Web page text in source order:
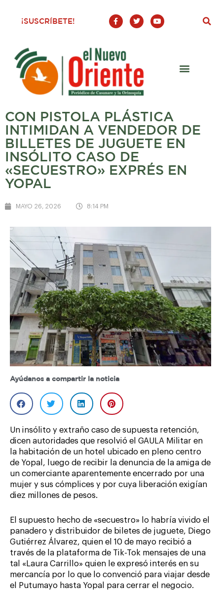
¡SUSCRÍBETE!
F
a
c
o
o
-
T
w
i
Y
o
u
CON PISTOLA PLÁSTICA
INTIMIDAN A VENDEDOR DE
BILLETES DE JUGUETE EN
INSÓLITO CASO DE
«SECUESTRO» EXPRÉS EN
YOPAL
MAYO 26, 2026 8:14 PM
Ayúdanos a compartir la noticia
Un insólito y extraño caso de supuesta retención,
dicen autoridades que resolvió el GAULA Militar en
la habitación de un hotel ubicado en pleno centro
de Yopal, luego de recibir la denuncia de la amiga de
un comerciante aparentemente encerrado por una
mujer y sus cómplices y por cuya liberación exigían
diez millones de pesos.
El supuesto hecho de «secuestro» lo habría vivido el
panadero y distribuidor de biletes de juguete, Diego
Gutiérrez Álvarez, quien el 10 de mayo recibió a
través de la plataforma de Tik-Tok mensajes de una
tal «Laura Carrillo» quien le expresó interés en su
mercancía por lo que lo convenció para viajar desde
el Putumayo hasta Yopal para cerrar el negocio.